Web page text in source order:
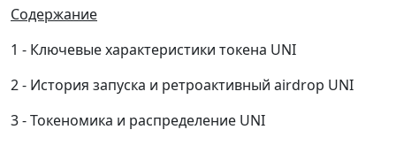
Содержание
Ключевые характеристики токена UNI
История запуска и ретроактивный airdrop UNI
Токеномика и распределение UNI